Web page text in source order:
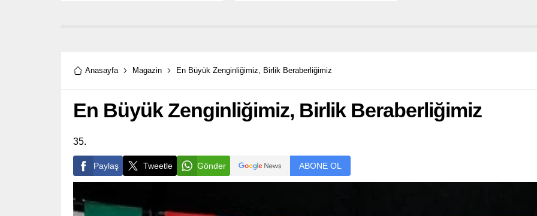
Anasayfa Magazin En Büyük Zenginliğimiz, Birlik Beraberliğimiz
En Büyük Zenginliğimiz, Birlik Beraberliğimiz
35.
Paylaş Tweetle Gönder ABONE OL